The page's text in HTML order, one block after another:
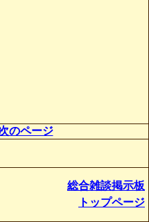
のページ
総合雑談掲示板
トップページ